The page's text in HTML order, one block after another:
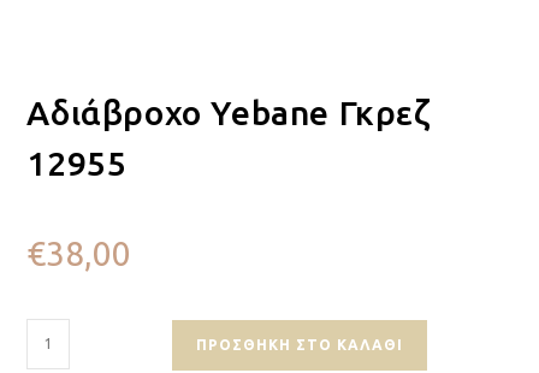
Αδιάβροχο Yebane Γκρεζ
12955
€38,00
ΠΡΟΣΘΉΚΗ ΣΤΟ ΚΑΛΆΘΙ